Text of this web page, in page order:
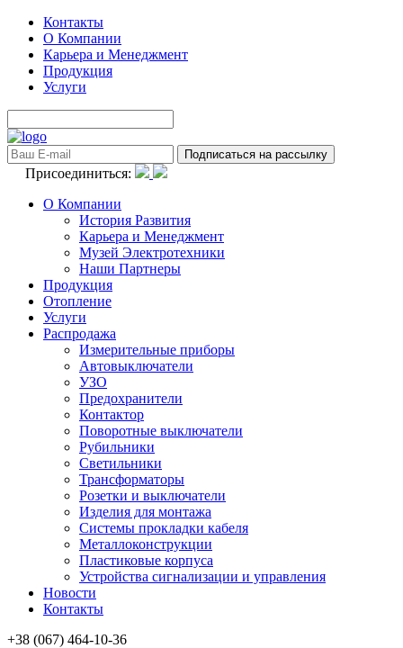
Контакты
О Компании
Карьера и Менеджмент
Продукция
Услуги
Присоединиться:
О Компании
История Развития
Карьера и Менеджмент
Музей Электротехники
Наши Партнеры
Продукция
Отопление
Услуги
Распродажа
Измерительные приборы
Автовыключатели
УЗО
Предохранители
Контактор
Поворотные выключатели
Рубильники
Светильники
Трансформаторы
Розетки и выключатели
Изделия для монтажа
Системы прокладки кабеля
Металлоконcтрукции
Пластиковые корпуса
Устройства сигнализации и управления
Новости
Контакты
+38 (067) 464-10-36